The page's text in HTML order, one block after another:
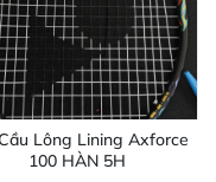
Lông Lining Axforce
100 HÀN 5H